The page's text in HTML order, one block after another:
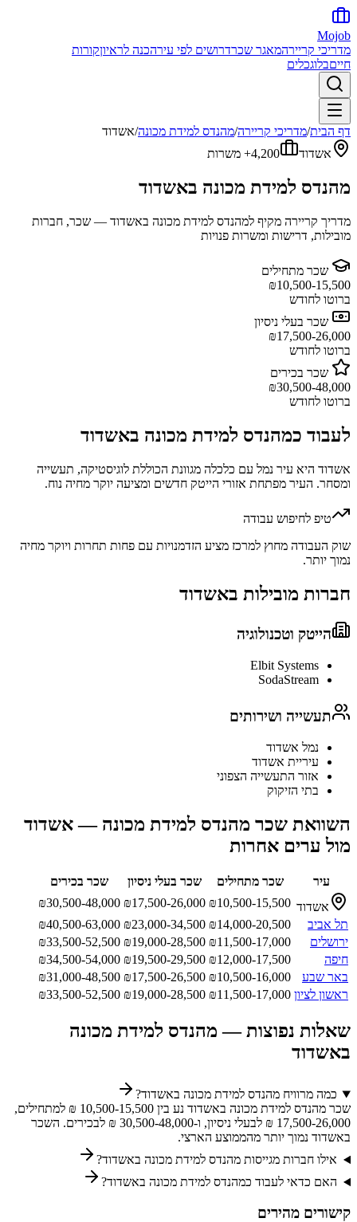
Mojob
מדריכי קריירהמאגר שכרדרושים לפי עירהכנה לראיוןקורות
חייםבלוגכלים
דף הבית/מדריכי קריירה/מהנדס למידת מכונה/אשדוד
אשדוד
4,200+ משרות
מהנדס למידת מכונה באשדוד
מדריך קריירה מקיף למהנדס למידת מכונה באשדוד — שכר, חברות
מובילות, דרישות ומשרות פנויות
שכר מתחילים
₪10,500-15,500
ברוטו לחודש
שכר בעלי ניסיון
₪17,500-26,000
ברוטו לחודש
שכר בכירים
₪30,500-48,000
ברוטו לחודש
לעבוד כמהנדס למידת מכונה באשדוד
אשדוד היא עיר נמל עם כלכלה מגוונת הכוללת לוגיסטיקה, תעשייה
ומסחר. העיר מפתחת אזורי הייטק חדשים ומציעה יוקר מחיה נוח.
טיפ לחיפוש עבודה
שוק העבודה מחוץ למרכז מציע הזדמנויות עם פחות תחרות ויוקר מחיה
נמוך יותר.
חברות מובילות באשדוד
הייטק וטכנולוגיה
Elbit Systems
SodaStream
תעשייה ושירותים
נמל אשדוד
עיריית אשדוד
אזור התעשייה הצפוני
בתי הזיקוק
השוואת שכר מהנדס למידת מכונה —אשדוד
מול ערים אחרות
עיר שכר מתחילים שכר בעלי ניסיון
שכר בכירים
אשדוד
₪10,500-15,500
₪17,500-26,000
₪30,500-48,000
תל אביב
₪14,000-20,500
₪23,000-34,500
₪40,500-63,000
ירושלים
₪11,500-17,000
₪19,000-28,500
₪33,500-52,500
חיפה
₪12,000-17,500
₪19,500-29,500
₪34,500-54,000
באר שבע
₪10,500-16,000
₪17,500-26,500
₪31,000-48,500
ראשון לציון
₪11,500-17,000
₪19,000-28,500
₪33,500-52,500
שאלות נפוצות — מהנדס למידת מכונה
באשדוד
כמה מרוויח מהנדס למידת מכונה באשדוד?
שכר מהנדס למידת מכונה באשדוד נע בין 10,500-15,500 ₪ למתחילים,
17,500-26,000 ₪ לבעלי ניסיון, ו-30,500-48,000 ₪ לבכירים. השכר
באשדוד נמוך יותר מהממוצע הארצי.
אילו חברות מגייסות מהנדס למידת מכונה באשדוד?
האם כדאי לעבוד כמהנדס למידת מכונה באשדוד?
קישורים מהירים